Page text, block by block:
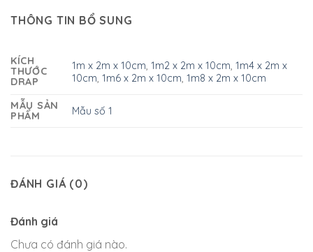
THÔNG TIN BỔ SUNG
KÍCH
THƯỚC
DRAP
1m x 2m x 10cm,1m2 x 2m x 10cm,1m4 x 2m x
10cm,1m6 x 2m x 10cm,1m8 x 2m x 10cm
MẪU SẢN
PHẨM
Mẫu số 1
ĐÁNH GIÁ (0)
Đánh giá
Chưa có đánh giá nào.